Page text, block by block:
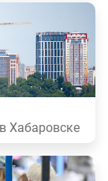
Хабаровске